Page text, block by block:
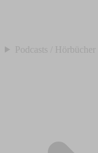
Podcasts / Hörbücher